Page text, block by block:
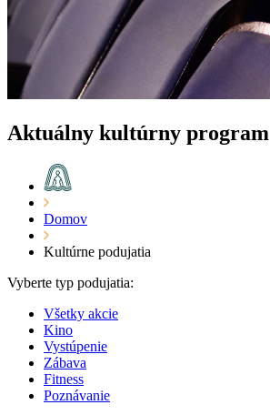
Aktuálny kultúrny program
Domov
Kultúrne podujatia
Vyberte typ podujatia:
Všetky akcie
Kino
Vystúpenie
Zábava
Fitness
Poznávanie